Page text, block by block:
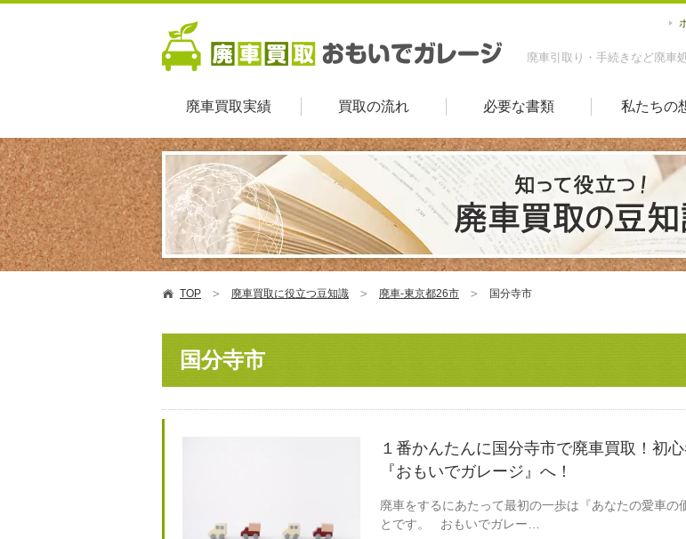
廃車引取り・手続きなど廃車
廃車買取実績 買取の流れ 必要な書類 私たちの
TOP 廃車買取に役立つ豆知識 廃車-東京都26市 国分寺市
国分寺市
１番かんたんに国分寺市で廃車買取！初
『おもいでガレージ』へ！
廃車をするにあたって最初の一歩は『あなたの愛車の
とです。 おもいでガレー…